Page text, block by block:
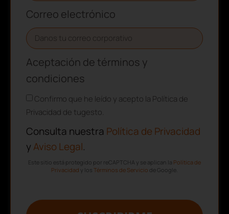
Correo electrónico
Aceptación de términos y
condiciones
Confirmo que he leído y acepto la Política de
Privacidad de tugesto.
Consulta nuestra Política de Privacidad
y Aviso Legal.
Este sitio está protegido por reCAPTCHA y se aplican la Política de
Privacidad y los Términos de Servicio de Google.